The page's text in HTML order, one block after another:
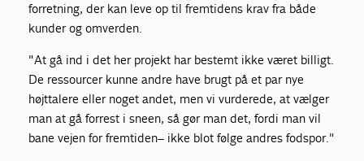
forretning, der kan leve op til fremtidens krav fra både
kunder og omverden.
"At gå ind i det her projekt har bestemt ikke været billigt.
De ressourcer kunne andre have brugt på et par nye
højttalere eller noget andet, men vi vurderede, at vælger
man at gå forrest i sneen, så gør man det, fordi man vil
bane vejen for fremtiden– ikke blot følge andres fodspor."